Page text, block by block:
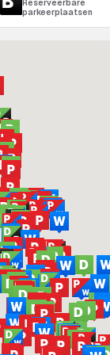
Reserveerbare
parkeerplaatsen